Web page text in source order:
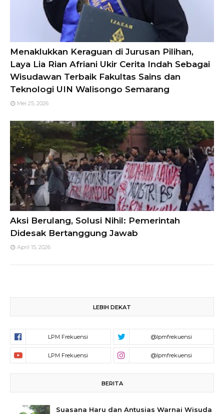
Menaklukkan Keraguan di Jurusan Pilihan,
Laya Lia Rian Afriani Ukir Cerita Indah Sebagai
Wisudawan Terbaik Fakultas Sains dan
Teknologi UIN Walisongo Semarang
Mei 25, 2026
Aksi Berulang, Solusi Nihil: Pemerintah
Didesak Bertanggung Jawab
April 15, 2026
LEBIH DEKAT
BERITA
Suasana Haru dan Antusias Warnai Wisuda